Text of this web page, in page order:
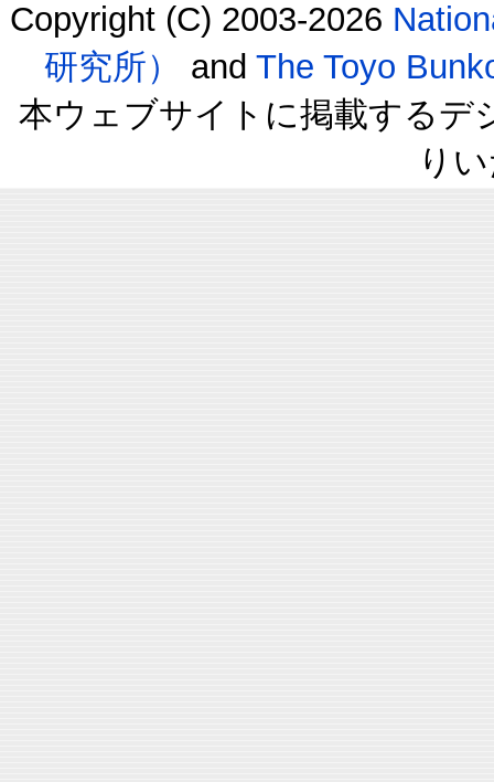
Copyright (C) 2003-2026
研究所）
and The Toyo
本ウェブサイトに掲載するデ
り